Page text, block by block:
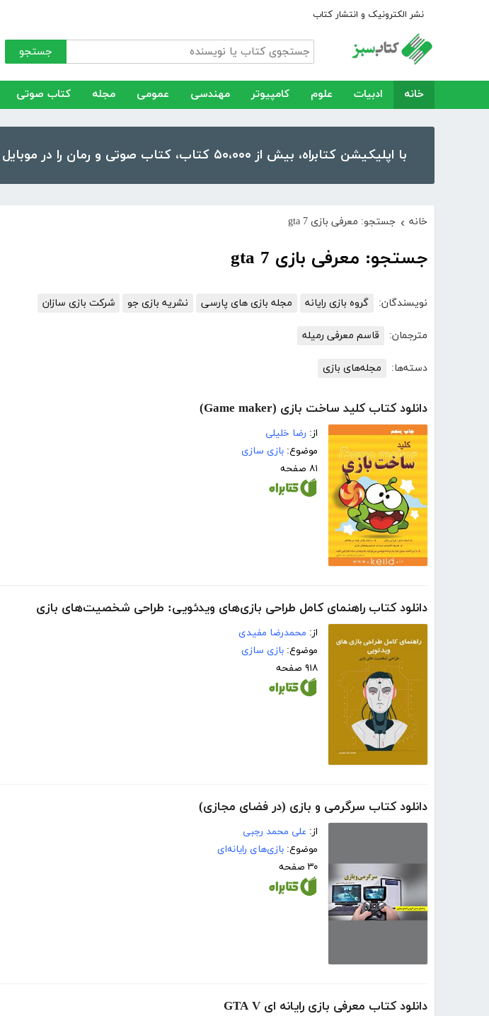
نشر الکترونیک و انتشار کتاب
جستجو
خانه ادبیات علوم کامپیوتر مهندسی عمومی مجله کتاب صوتی
با اپلیکیشن کتابراه، بیش از ۵۰،۰۰۰ کتاب، کتاب صوتی و رمان را در موبایل و تبلت خود داشته باشید!
خانه › جستجو: معرفی بازی gta 7
جستجو: معرفی بازی gta 7
نویسندگان: گروه بازی رایانه مجله بازی های پارسی نشریه بازی جو شرکت بازی سازان
مترجمان: قاسم معرفی رمیله
دسته‌ها: مجله‌های بازی
دانلود کتاب کلید ساخت بازی (Game maker)
از: رضا خلیلی
موضوع: بازی سازی
۸۱ صفحه
دانلود کتاب راهنمای کامل طراحی بازی‌های ویدئویی: طراحی شخصیت‌های بازی
از: محمدرضا مفیدی
موضوع: بازی سازی
۹۱۸ صفحه
دانلود کتاب سرگرمی و بازی (در فضای مجازی)
از: علی محمد رجبی
موضوع: بازی‌های رایانه‌ای
۳۰ صفحه
دانلود کتاب معرفی بازی رایانه ای GTA V